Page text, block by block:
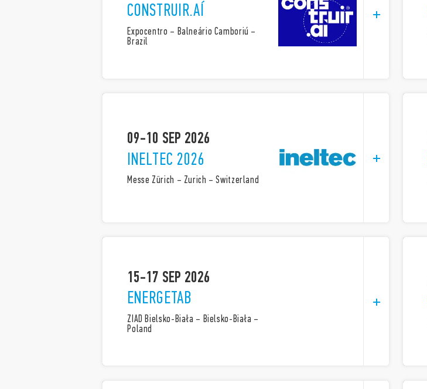
CONSTRUIR.AÍ
Expocentro – Balneário Camboriú –
Brazil
09-10 SEP 2026
INELTEC 2026
Messe Zürich – Zurich – Switzerland
15-17 SEP 2026
ENERGETAB
ZIAD Bielsko-Biała – Bielsko-Biała –
Poland